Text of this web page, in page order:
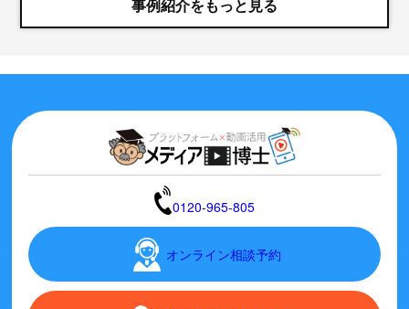
事例紹介をもっと見る
0120-965-805
オンライン相談予約